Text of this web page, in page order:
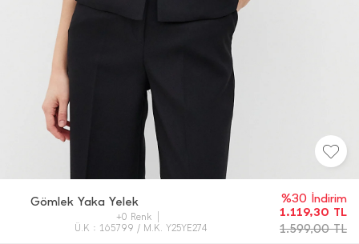
Gömlek Yaka Yelek
+0 Renk
Ü.K : 165799 / M.K. Y25YE274
%30 İndirim
1.119,30 TL
1.599,00TL